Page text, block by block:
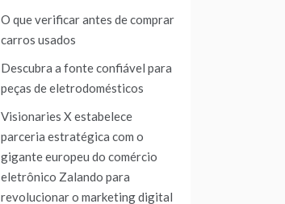
O que verificar antes de comprar
carros usados
Descubra a fonte confiável para
peças de eletrodomésticos
Visionaries X estabelece
parceria estratégica com o
gigante europeu do comércio
eletrônico Zalando para
revolucionar o marketing digital